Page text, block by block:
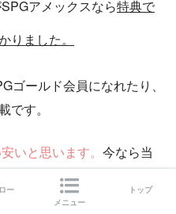
アメックスなら特典で
りました。
ゴールド会員になれたり、
です。
いと思います。 今なら当
ンで３９,０００pがもらえ
ー
メニュー
トップ